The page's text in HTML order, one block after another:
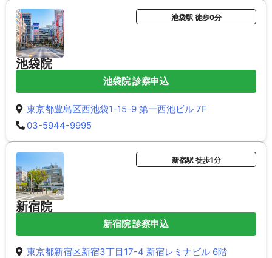
池袋院
池袋駅 徒歩0分
池袋院 診察申込
東京都豊島区西池袋1-15-9 第一西池ビル 7F
03-5944-9995
新宿院
新宿駅 徒歩1分
新宿院 診察申込
東京都新宿区新宿3丁目17-4 新宿レミナビル 6階